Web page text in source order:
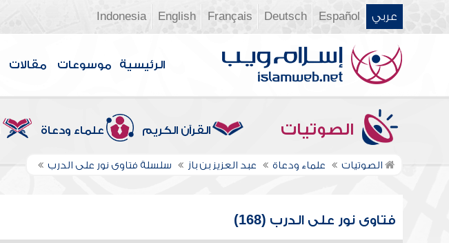
عربي Español
Deutsch
Français
English
Indonesia
الرئيسية موسوعات مقالات
الصوتيات القرآن الكريم علماء ودعاة
الصوتيات علماء ودعاة عبد العزيز بن باز سلسلة فتاوى نور على الدرب
فتاوى نور على الدرب (168)